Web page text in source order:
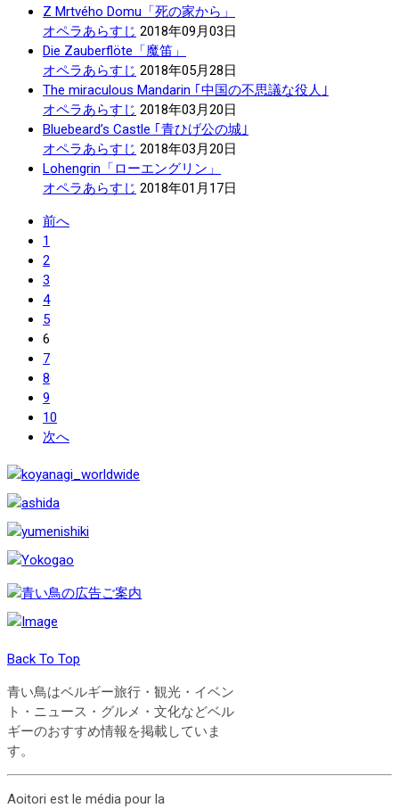
Z Mrtvého Domu「死の家から」
オペラあらすじ 2018年09月03日
Die Zauberflöte「魔笛」
オペラあらすじ 2018年05月28日
The miraculous Mandarin ｢中国の不思議な役人｣
オペラあらすじ 2018年03月20日
Bluebeard’s Castle ｢青ひげ公の城｣
オペラあらすじ 2018年03月20日
Lohengrin「ローエングリン」
オペラあらすじ 2018年01月17日
前へ
1
2
3
4
5
6
7
8
9
10
次へ
Back To Top
青い鳥はベルギー旅行・観光・イベン
ト・ニュース・グルメ・文化などベル
ギーのおすすめ情報を掲載していま
す。
Aoitori est le média pour la